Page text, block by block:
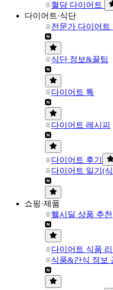
혈당 다이어트
다이어트·식단
전문가 다이어트
식단 정보&꿀팁
다이어트 톡
다이어트 레시피
다이어트 후기
다이어트 일기(
쇼핑·제품
헬시딜 상품 추천
다이어트 식품
식품&간식 정보